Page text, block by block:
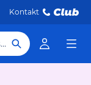
Kontakt
Hotel, Reiseziel